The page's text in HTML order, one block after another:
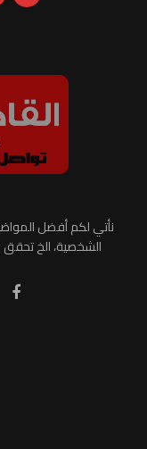
نأتي لكم أفضل
الشخصية، الخ